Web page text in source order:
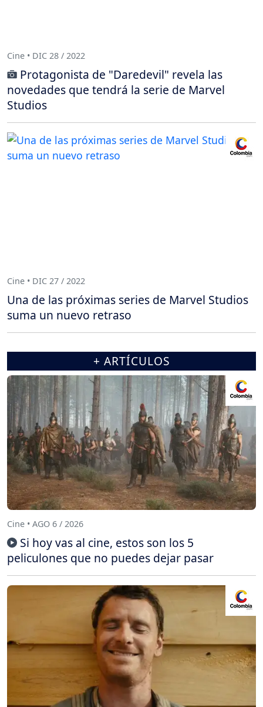
Cine • DIC 28 / 2022
Protagonista de "Daredevil" revela las
novedades que tendrá la serie de Marvel
Studios
Cine • DIC 27 / 2022
Una de las próximas series de Marvel Studios
suma un nuevo retraso
+ ARTÍCULOS
Cine • AGO 6 / 2026
Si hoy vas al cine, estos son los 5
peliculones que no puedes dejar pasar